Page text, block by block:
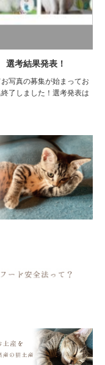
選考結果発表！
写真の募集が始まってお
了しました！選考発表は